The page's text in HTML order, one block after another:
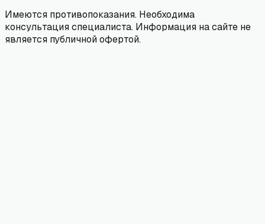
Имеются противопоказания. Необходима
консультация специалиста. Информация на сайте не
является публичной офертой.